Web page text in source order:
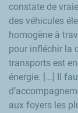
constate de
des véhicules
homogène à
pour infléchir la
transports est
énergie. [...] Il
aux foyers les